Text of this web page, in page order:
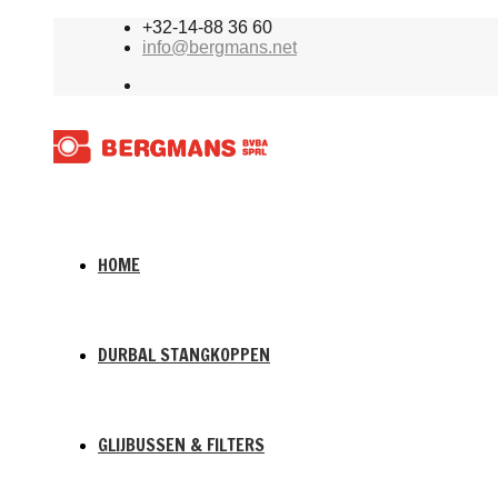
+32-14-88 36 60
info@bergmans.net
HOME
DURBAL STANGKOPPEN
GLIJBUSSEN & FILTERS